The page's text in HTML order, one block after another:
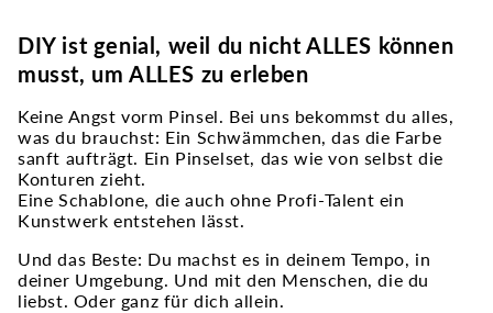
DIY ist genial, weil du nicht ALLES können
musst, um ALLES zu erleben
Keine Angst vorm Pinsel. Bei uns bekommst du alles,
was du brauchst: Ein Schwämmchen, das die Farbe
sanft aufträgt. Ein Pinselset, das wie von selbst die
Konturen zieht.
Eine Schablone, die auch ohne Profi-Talent ein
Kunstwerk entstehen lässt.
Und das Beste: Du machst es in deinem Tempo, in
deiner Umgebung. Und mit den Menschen, die du
liebst. Oder ganz für dich allein.